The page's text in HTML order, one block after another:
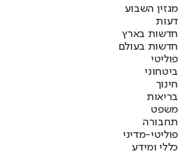
מגזין השבוע
דעות
חדשות בארץ
חדשות בעולם
פוליטי
ביטחוני
חינוך
בריאות
משפט
תחבורה
פוליטי-מדיני
כללי ומידע